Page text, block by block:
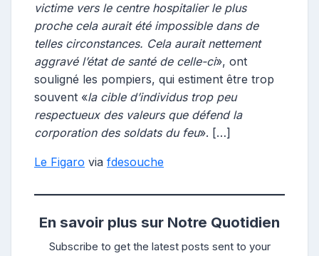
victime vers le centre hospitalier le plus
proche cela aurait été impossible dans de
telles circonstances. Cela aurait nettement
aggravé l’état de santé de celle-ci», ont
souligné les pompiers, qui estiment être trop
souvent «la cible d’individus trop peu
respectueux des valeurs que défend la
corporation des soldats du feu». […]
Le Figaro via fdesouche
En savoir plus sur Notre Quotidien
Subscribe to get the latest posts sent to your